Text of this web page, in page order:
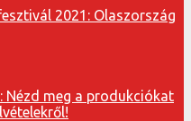
2021: Olaszország
Nézd meg a produkciókat